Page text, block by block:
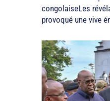
congolaiseLes
provoqué une vive